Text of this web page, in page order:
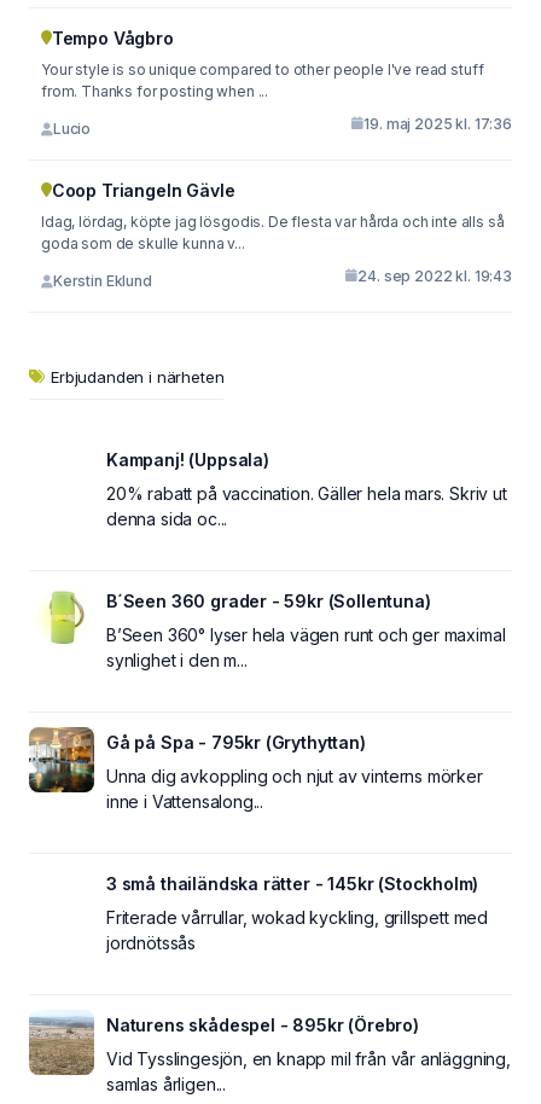
Tempo Vågbro
Your style is so unique compared to other people I've read stuff
from. Thanks for posting when ...
Lucio 19. maj 2025 kl. 17:36
Coop Triangeln Gävle
Idag, lördag, köpte jag lösgodis. De flesta var hårda och inte alls så
goda som de skulle kunna v...
Kerstin Eklund 24. sep 2022 kl. 19:43
Erbjudanden i närheten
Kampanj! (Uppsala)
20% rabatt på vaccination. Gäller hela mars. Skriv ut
denna sida oc...
B´Seen 360 grader - 59kr (Sollentuna)
B’Seen 360° lyser hela vägen runt och ger maximal
synlighet i den m...
Gå på Spa - 795kr (Grythyttan)
Unna dig avkoppling och njut av vinterns mörker
inne i Vattensalong...
3 små thailändska rätter - 145kr (Stockholm)
Friterade vårrullar, wokad kyckling, grillspett med
jordnötssås
Naturens skådespel - 895kr (Örebro)
Vid Tysslingesjön, en knapp mil från vår anläggning,
samlas årligen...